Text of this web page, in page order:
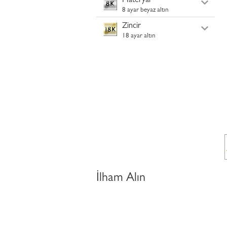
8 ayar beyaz altın
Zincir
18 ayar altın
İlham Alın